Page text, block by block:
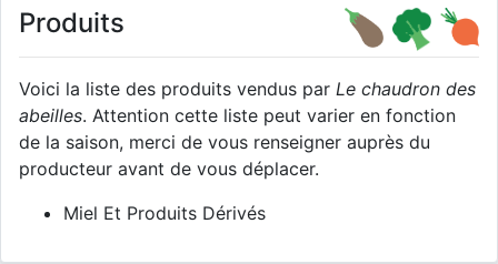
Produits
Voici la liste des produits vendus par Le chaudron des
abeilles. Attention cette liste peut varier en fonction
de la saison, merci de vous renseigner auprès du
producteur avant de vous déplacer.
Miel Et Produits Dérivés